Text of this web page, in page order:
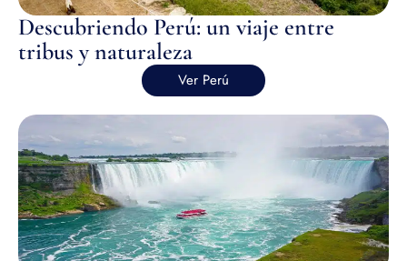
Descubriendo Perú: un viaje entre
tribus y naturaleza
Ver Perú